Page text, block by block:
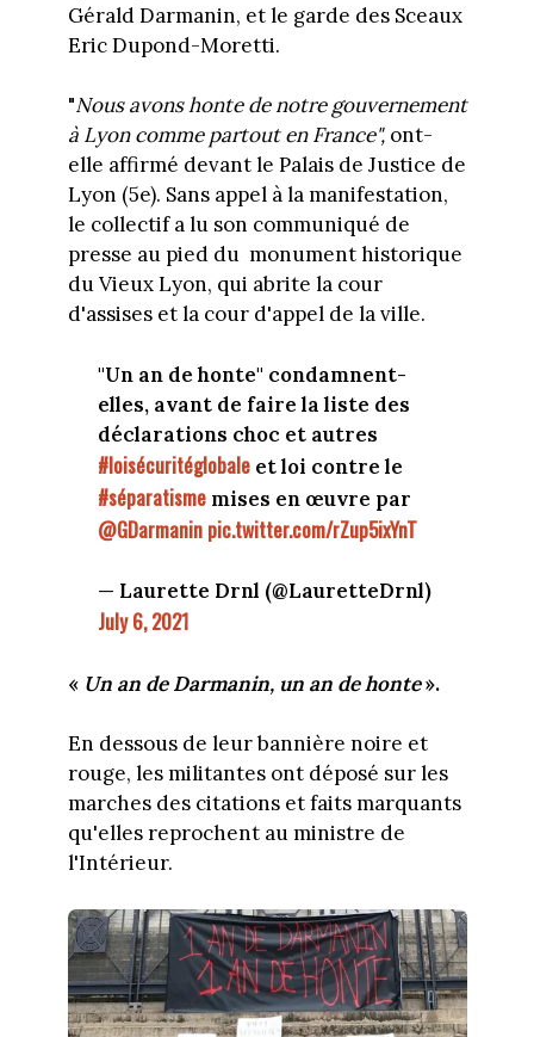
Gérald Darmanin, et le garde des Sceaux
Eric Dupond-Moretti.
"Nous avons honte de notre gouvernement
à Lyon comme partout en France", ont-
elle affirmé devant le Palais de Justice de
Lyon (5e). Sans appel à la manifestation,
le collectif a lu son communiqué de
presse au pied du monument historique
du Vieux Lyon, qui abrite la cour
d'assises et la cour d'appel de la ville.
"Un an de honte" condamnent-
elles, avant de faire la liste des
déclarations choc et autres
#loisécuritéglobale et loi contre le
#séparatisme mises en œuvre par
@GDarmanin pic.twitter.com/rZup5ixYnT
— Laurette Drnl (@LauretteDrnl)
July 6, 2021
« Un an de Darmanin, un an de honte».
En dessous de leur bannière noire et
rouge, les militantes ont déposé sur les
marches des citations et faits marquants
qu'elles reprochent au ministre de
l'Intérieur.